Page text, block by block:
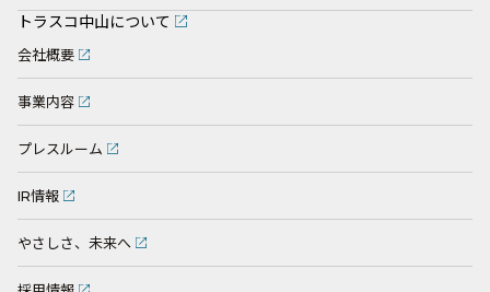
トラスコ中山について
会社概要
事業内容
プレスルーム
IR情報
やさしさ、未来へ